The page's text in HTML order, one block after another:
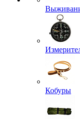
Кобуры